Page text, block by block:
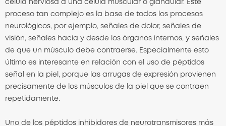
célula nerviosa a una célula muscular o glandular. Este
proceso tan complejo es la base de todos los procesos
neurológicos, por ejemplo, señales de dolor, señales de
visión, señales hacia y desde los órganos internos, y señales
de que un músculo debe contraerse. Especialmente esto
último es interesante en relación con el uso de péptidos
señal en la piel, porque las arrugas de expresión provienen
precisamente de los músculos de la piel que se contraen
repetidamente.
Uno de los péptidos inhibidores de neurotransmisores más